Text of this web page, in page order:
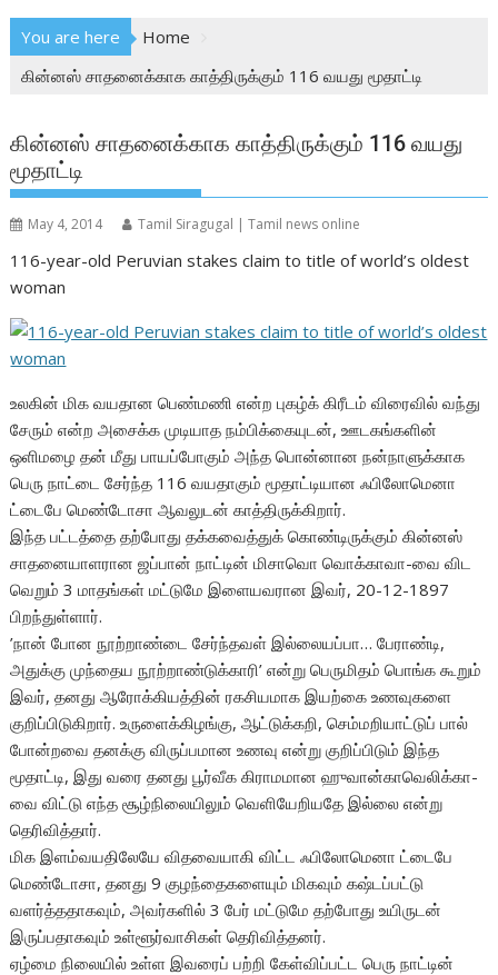
You are here
Home
கின்னஸ் சாதனைக்காக காத்திருக்கும் 116 வயது மூதாட்டி
கின்னஸ் சாதனைக்காக காத்திருக்கும் 116 வயது
மூதாட்டி
May 4, 2014 Tamil Siragugal | Tamil news online
116-year-old Peruvian stakes claim to title of world’s oldest
woman
உலகின் மிக வயதான பெண்மணி என்ற புகழ்க் கிரீடம் விரைவில் வந்து
சேரும் என்ற அசைக்க முடியாத நம்பிக்கையுடன், ஊடகங்களின்
ஒளிமழை தன் மீது பாயப்போகும் அந்த பொன்னான நன்நாளுக்காக
பெரு நாட்டை சேர்ந்த 116 வயதாகும் மூதாட்டியான ஃபிலோமெனா
ட்டைபே மெண்டோசா ஆவலுடன் காத்திருக்கிறார்.
இந்த பட்டத்தை தற்போது தக்கவைத்துக் கொண்டிருக்கும் கின்னஸ்
சாதனையாளரான ஜப்பான் நாட்டின் மிசாவொ வொக்காவா-வை விட
வெறும் 3 மாதங்கள் மட்டுமே இளையவரான இவர், 20-12-1897
பிறந்துள்ளார்.
’நான் போன நூற்றாண்டை சேர்ந்தவள் இல்லையப்பா… பேராண்டி,
அதுக்கு முந்தைய நூற்றாண்டுக்காரி’ என்று பெருமிதம் பொங்க கூறும்
இவர், தனது ஆரோக்கியத்தின் ரகசியமாக இயற்கை உணவுகளை
குறிப்பிடுகிறார். உருளைக்கிழங்கு, ஆட்டுக்கறி, செம்மறியாட்டுப் பால்
போன்றவை தனக்கு விருப்பமான உணவு என்று குறிப்பிடும் இந்த
மூதாட்டி, இது வரை தனது பூர்வீக கிராமமான ஹுவான்காவெலிக்கா-
வை விட்டு எந்த சூழ்நிலையிலும் வெளியேறியதே இல்லை என்று
தெரிவித்தார்.
மிக இளம்வயதிலேயே விதவையாகி விட்ட ஃபிலோமெனா ட்டைபே
மெண்டோசா, தனது 9 குழந்தைகளையும் மிகவும் கஷ்டப்பட்டு
வளர்த்ததாகவும், அவர்களில் 3 பேர் மட்டுமே தற்போது உயிருடன்
இருப்பதாகவும் உள்ளூர்வாசிகள் தெரிவித்தனர்.
ஏழ்மை நிலையில் உள்ள இவரைப் பற்றி கேள்விப்பட்ட பெரு நாட்டின்